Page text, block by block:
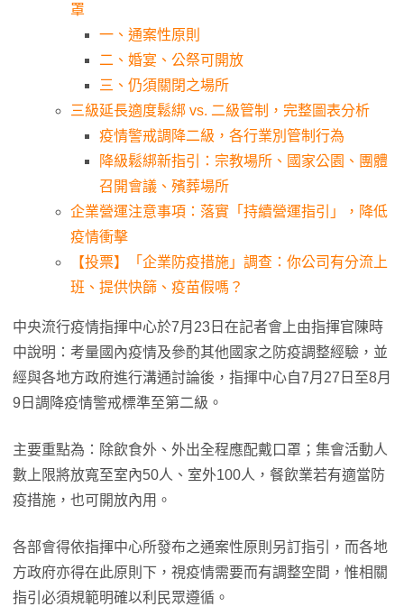
罩
一、通案性原則
二、婚宴、公祭可開放
三、仍須關閉之場所
三級延長適度鬆綁 vs. 二級管制，完整圖表分析
疫情警戒調降二級，各行業別管制行為
降級鬆綁新指引：宗教場所、國家公園、團體
召開會議、殯葬場所
企業營運注意事項：落實「持續營運指引」，降低
疫情衝擊
【投票】「企業防疫措施」調查：你公司有分流上
班、提供快篩、疫苗假嗎？
中央流行疫情指揮中心於7月23日在記者會上由指揮官陳時
中說明：考量國內疫情及參酌其他國家之防疫調整經驗，並
經與各地方政府進行溝通討論後，指揮中心自7月27日至8月
9日調降疫情警戒標準至第二級。
主要重點為：除飲食外、外出全程應配戴口罩；集會活動人
數上限將放寬至室內50人、室外100人，餐飲業若有適當防
疫措施，也可開放內用。
各部會得依指揮中心所發布之通案性原則另訂指引，而各地
方政府亦得在此原則下，視疫情需要而有調整空間，惟相關
指引必須規範明確以利民眾遵循。